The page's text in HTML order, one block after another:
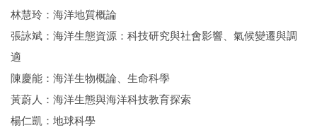
林慧玲：海洋地質概論
張詠斌：海洋生態資源：科技研究與社會影響、氣候變遷與調
適
陳慶能：海洋生物概論、生命科學
黃蔚人：海洋生態與海洋科技教育探索
楊仁凱：地球科學